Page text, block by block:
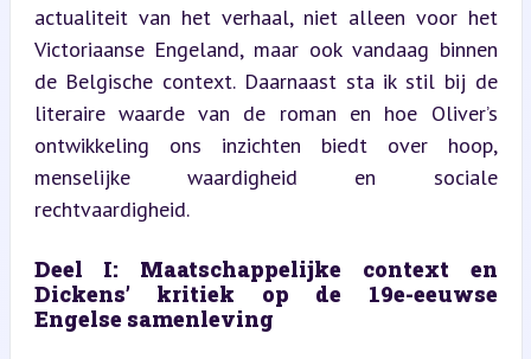
actualiteit van het verhaal, niet alleen voor het
Victoriaanse Engeland, maar ook vandaag binnen
de Belgische context. Daarnaast sta ik stil bij de
literaire waarde van de roman en hoe Oliver’s
ontwikkeling ons inzichten biedt over hoop,
menselijke waardigheid en sociale
rechtvaardigheid.
Deel I: Maatschappelijke context en
Dickens’ kritiek op de 19e-eeuwse
Engelse samenleving